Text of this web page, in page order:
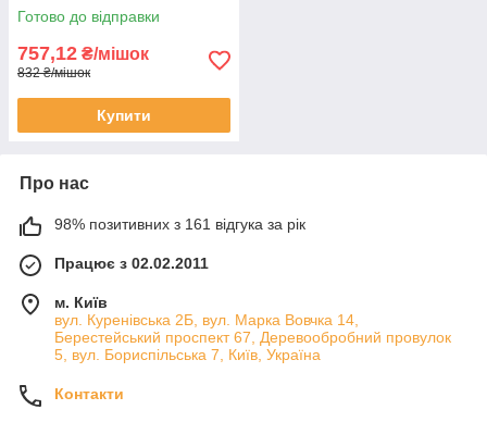
Готово до відправки
757,12 ₴/мішок
832 ₴/мішок
Купити
Про нас
98% позитивних з 161 відгука за рік
Працює з 02.02.2011
м. Київ
вул. Куренівська 2Б, вул. Марка Вовчка 14,
Берестейський проспект 67, Деревообробний провулок
5, вул. Бориспільська 7, Київ, Україна
Контакти